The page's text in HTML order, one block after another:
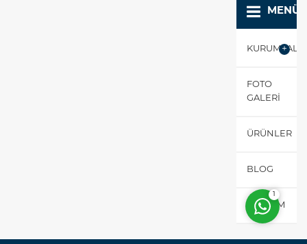
MENÜ
KURUMSAL
FOTO
GALERI
ÜRÜNLER
BLOG
İLETIŞIM
1